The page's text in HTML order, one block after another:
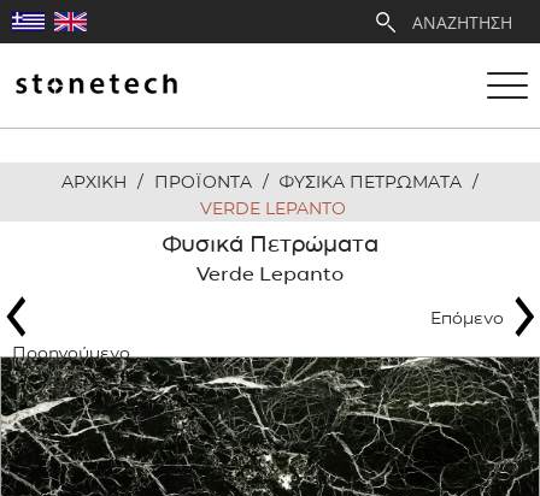
Η ΕΤΑΙΡΕΙΑ
ΑΝΤΙΠΡΟΣΩΠΕΙΕΣ
ΠΡΟΪΟΝΤΑ
ΑΡΧΙΚΗ / ΠΡΟΪΟΝΤΑ / ΦΥΣΙΚΑ ΠΕΤΡΩΜΑΤΑ /
VERDE LEPANTO
Φυσικά Πετρώματα
Verde Lepanto
Προηγούμενο
Επόμενο